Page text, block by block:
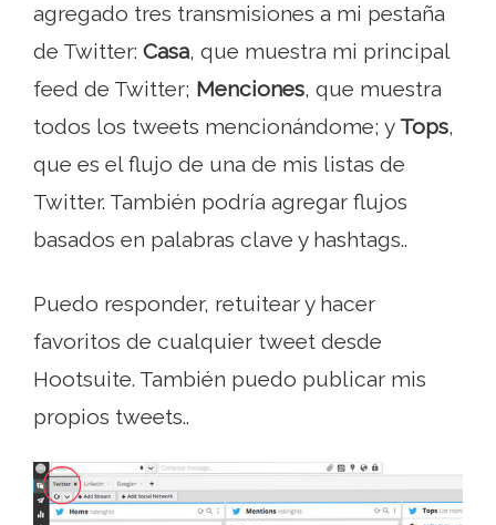
agregado tres transmisiones a mi pestaña
de Twitter: Casa, que muestra mi principal
feed de Twitter; Menciones, que muestra
todos los tweets mencionándome; y Tops,
que es el flujo de una de mis listas de
Twitter. También podría agregar flujos
basados ​​en palabras clave y hashtags..
Puedo responder, retuitear y hacer
favoritos de cualquier tweet desde
Hootsuite. También puedo publicar mis
propios tweets..